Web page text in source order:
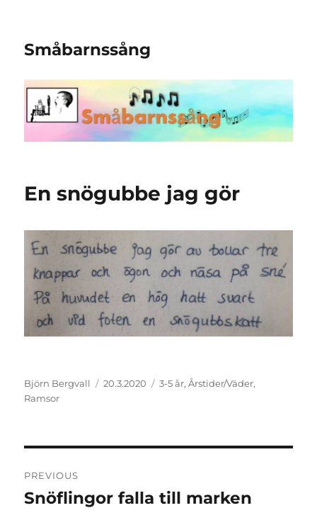
Småbarnssång
En snögubbe jag gör
Author
Björn Bergvall
Posted
20.3.2020 Categories
3-5 år,Årstider/Väder,
Ramsor
navigation
PREVIOUS
Previous
Snöflingor falla till marken